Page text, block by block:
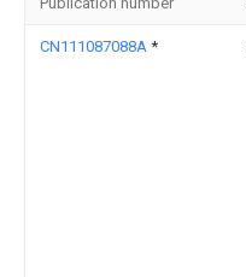
CN111087088A *